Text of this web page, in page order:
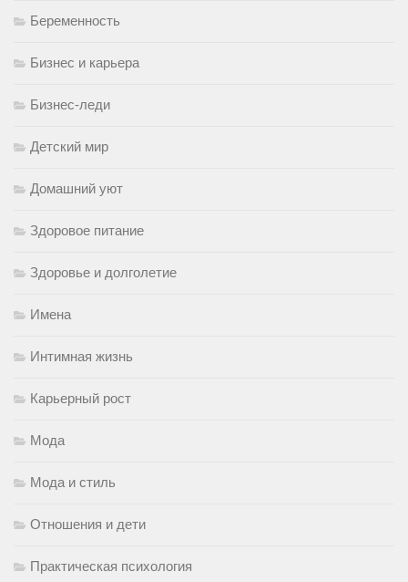
Беременность
Бизнес и карьера
Бизнес-леди
Детский мир
Домашний уют
Здоровое питание
Здоровье и долголетие
Имена
Интимная жизнь
Карьерный рост
Мода
Мода и стиль
Отношения и дети
Практическая психология